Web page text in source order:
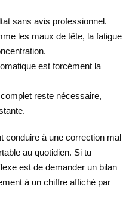
sans avis professionnel.
les maux de tête, la fatigue
est forcément la
reste nécessaire,
conduire à une correction mal
au quotidien. Si tu
est de demander un bilan
à un chiffre affiché par